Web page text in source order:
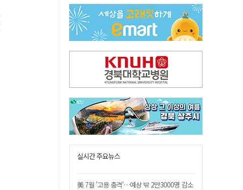
SK하이닉스, 주당 375원 분기 배당 공시…"3분기 중 주주환원 방안 확정"
이의준 전 경북도 새마을봉사과장, 제28대 울릉군 부군수 취임
"상법개정해도 주주가 '봉'"…하이닉스 솔리다임 상장설에 술렁[개미와글와글]
실시간 주요뉴스
美 7월 '고용 충격'…예상 밖 2만3000명 감소